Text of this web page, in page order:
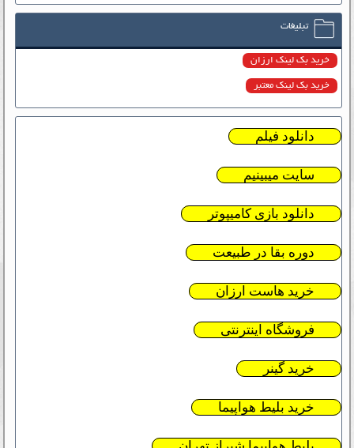
تبلیغات
خرید بک لینک ارزان
خرید بک لینک معتبر
دانلود فیلم
سایت میبینیم
دانلود بازی کامیپوتر
دوره بقا در طبیعت
خرید هاست ارزان
فروشگاه اینترنتی
خرید گینر
خرید بلیط هواپیما